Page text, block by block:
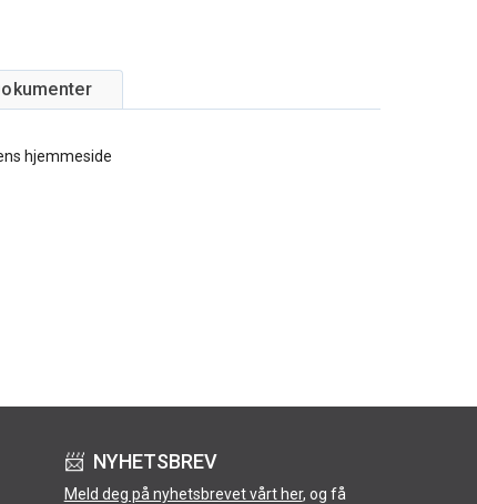
hjemmeside
📨 NYHETSBREV
Meld deg på nyhetsbrevet vårt her, og få